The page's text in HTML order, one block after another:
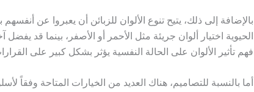
بالإضافة إلى ذلك، يتيح تنوع الألوان للزبائن أن يعبروا عن
الحيوية اختيار ألوان جريئة مثل الأحمر أو الأصفر، بينما قد يفضل
فهم تأثير الألوان على الحالة النفسية يؤثر بشكل كبير على
أما بالنسبة للتصاميم، هناك العديد من الخيارات المتاحة وفقاً